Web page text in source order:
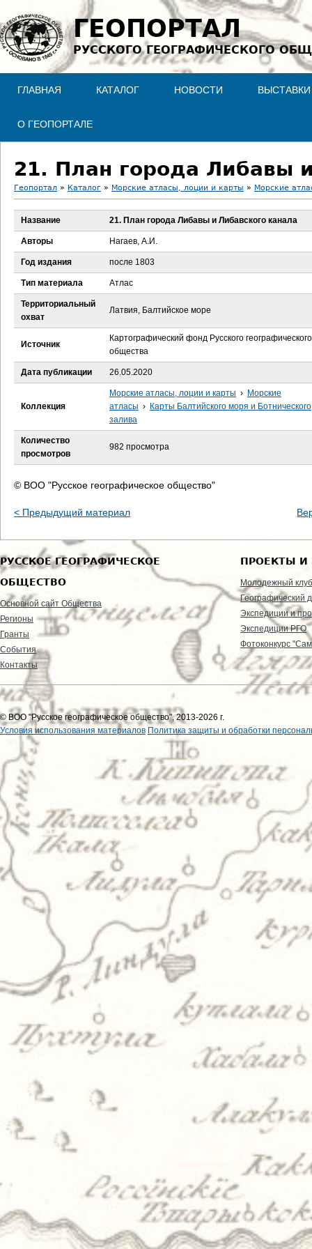
Jump to navigation
ГЕОПОРТАЛ
РУССКОГО ГЕОГРАФИЧЕСКОГО
ГЛАВНАЯ КАТАЛОГ НОВОСТИ ВЫСТАВКИ
О ГЕОПОРТАЛЕ
21. План города Либавы
В
ы
д
е
с
ь
Геопортал » Каталог » Морские атласы, лоции и карты » Морские
Название 21. План города Либавы и Либавского канала
Авторы Нагаев, А.И.
Год издания после 1803
Тип материала Атлас
Территориальный
охват
Латвия, Балтийское море
Источник
Картографический фонд Русского географического
общества
Дата публикации 26.05.2020
Коллекция
Морские атласы, лоции и карты › Морские
атласы › Карты Балтийского моря и Ботнического
залива
Количество
просмотров
982 просмотра
© ВОО "Русское географическое общество"
< Предыдущий материал
РУССКОЕ ГЕОГРАФИЧЕСКОЕ
ОБЩЕСТВО
Основной сайт Общества
Регионы
Гранты
События
Контакты
ПРОЕКТЫ И
Молодежный клуб
Географический
Экспедиции и
Экспедиции РГО
Фотоконкурс
© ВОО "Русское географическое общество", 2013-2026 г.
Условия использования материалов Политика защиты и обработки